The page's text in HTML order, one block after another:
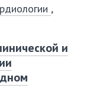
,
и